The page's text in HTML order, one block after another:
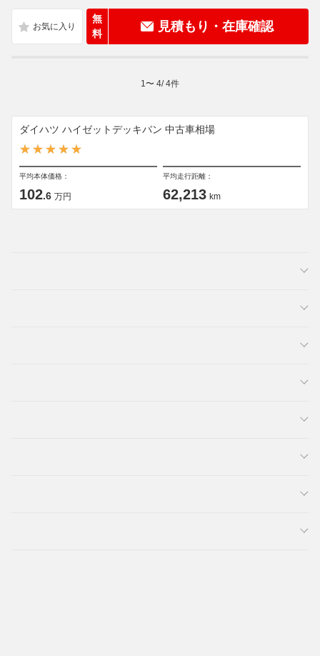
無
料
見積もり・在庫確認
1 〜 4/4件
ダイハツ ハイゼットデッキバン 中古車相場
平均本体価格：
102.6 万円
平均走行距離：
62,213 km